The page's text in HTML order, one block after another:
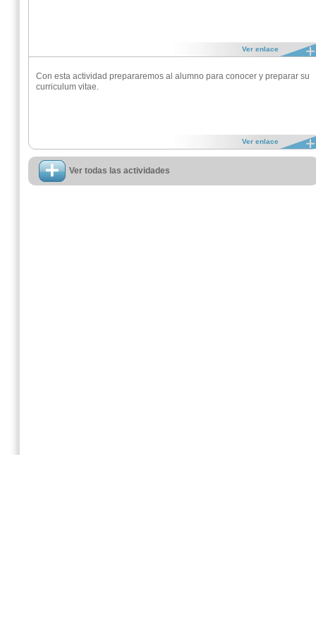
Ver enlace
Con esta actividad prepararemos al alumno para conocer y preparar su
curriculum vitae.
Ver enlace
Ver todas las actividades